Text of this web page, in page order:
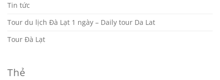
Tin tức
Tour du lịch Đà Lạt 1 ngày – Daily tour Da Lat
Tour Đà Lạt
Thẻ